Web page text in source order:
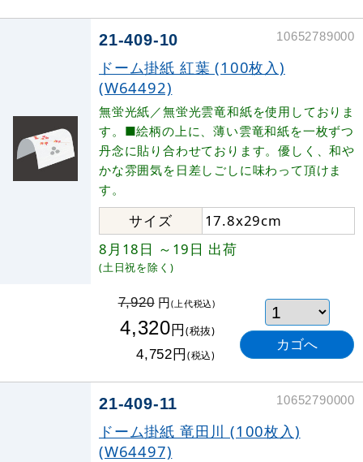
21-409-10 10652789000
ドーム掛紙 紅葉 (100枚入)
(W64492)
無蛍光紙／無蛍光雲竜和紙を使用しておりま
す。■絵柄の上に、薄い雲竜和紙を一枚ずつ
丹念に貼り合わせております。優しく、和や
かな雰囲気を日差しごしに味わって頂けま
す。
サイズ
17.8x29cm
8月18日 ～19日 出荷
(土日祝を除く)
7,920円(上代税込)
4,320円(税抜)
4,752円(税込)
21-409-11 10652790000
ドーム掛紙 竜田川 (100枚入)
(W64497)